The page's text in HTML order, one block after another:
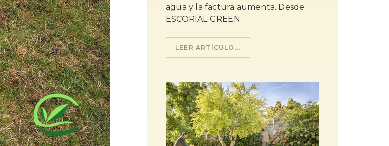
agua y la factura aumenta. Desde
ESCORIAL GREEN
LEER ARTÍCULO...